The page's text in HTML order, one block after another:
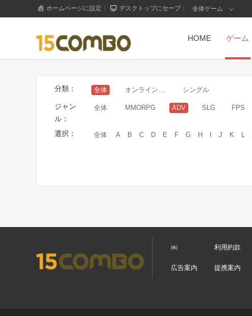
ホームページに設定 デスクトップにセーブ 全体ゲーム
HOME ゲーム
分類： 全体 シングル
ジャン
ル：
全体 MMORPG ADV SLG FPS
選択： 全体 A B C D E F G H I J K L
㈱ 利用約款
広告案内 提携案内